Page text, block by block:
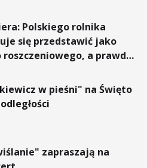
Polskiego rolnika
się przedstawić jako
roszczeniowego, a prawda
w pieśni" na Święto
zapraszają na